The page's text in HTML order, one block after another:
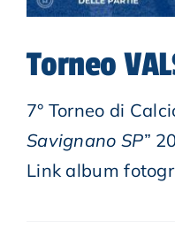
AREA RISERVATA
Torneo
7° Torneo di
Savignano SP”
Link album